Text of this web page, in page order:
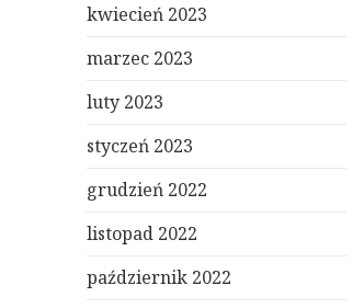
kwiecień 2023
marzec 2023
luty 2023
styczeń 2023
grudzień 2022
listopad 2022
październik 2022